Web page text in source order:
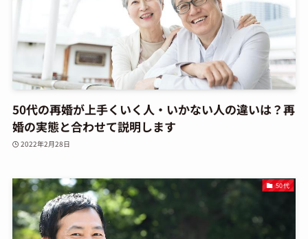
50代の再婚が上手くいく人・いかない人の違いは？再
婚の実態と合わせて説明します
2022年2月28日
50代